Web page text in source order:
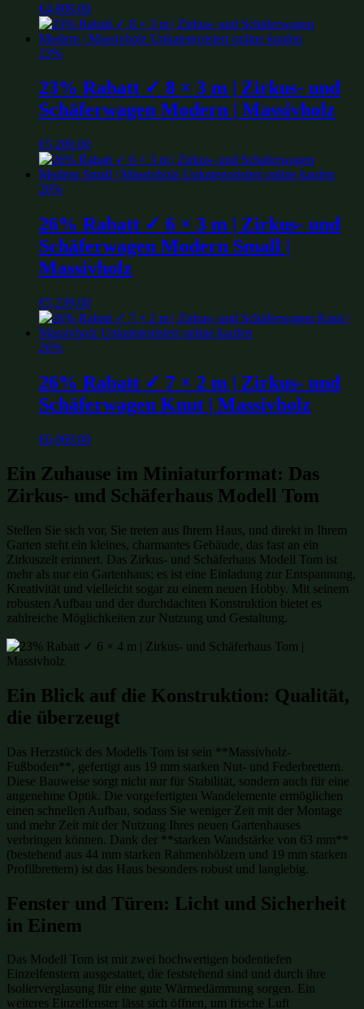
€4,809.00
23%
23% Rabatt ✓ 8 × 3 m | Zirkus- und
Schäferwagen Modern | Massivholz
€5,289.00
26%
26% Rabatt ✓ 6 × 3 m | Zirkus- und
Schäferwagen Modern Small |
Massivholz
€5,239.00
26%
26% Rabatt ✓ 7 × 2 m | Zirkus- und
Schäferwagen Knut | Massivholz
€6,069.00
Ein Zuhause im Miniaturformat: Das
Zirkus- und Schäferhaus Modell Tom
Stellen Sie sich vor, Sie treten aus Ihrem Haus, und direkt in Ihrem
Garten steht ein kleines, charmantes Gebäude, das fast an ein
Zirkuszelt erinnert. Das Zirkus- und Schäferhaus Modell Tom ist
mehr als nur ein Gartenhaus; es ist eine Einladung zur Entspannung,
Kreativität und vielleicht sogar zu einem neuen Hobby. Mit seinem
robusten Aufbau und der durchdachten Konstruktion bietet es
zahlreiche Möglichkeiten zur Nutzung und Gestaltung.
Ein Blick auf die Konstruktion: Qualität,
die überzeugt
Das Herzstück des Modells Tom ist sein **Massivholz-
Fußboden**, gefertigt aus 19 mm starken Nut- und Federbrettern.
Diese Bauweise sorgt nicht nur für Stabilität, sondern auch für eine
angenehme Optik. Die vorgefertigten Wandelemente ermöglichen
einen schnellen Aufbau, sodass Sie weniger Zeit mit der Montage
und mehr Zeit mit der Nutzung Ihres neuen Gartenhauses
verbringen können. Dank der **starken Wandstärke von 63 mm**
(bestehend aus 44 mm starken Rahmenhölzern und 19 mm starken
Profilbrettern) ist das Haus besonders robust und langlebig.
Fenster und Türen: Licht und Sicherheit
in Einem
Das Modell Tom ist mit zwei hochwertigen bodentiefen
Einzelfenstern ausgestattet, die feststehend sind und durch ihre
Isolierverglasung für eine gute Wärmedämmung sorgen. Ein
weiteres Einzelfenster lässt sich öffnen, um frische Luft